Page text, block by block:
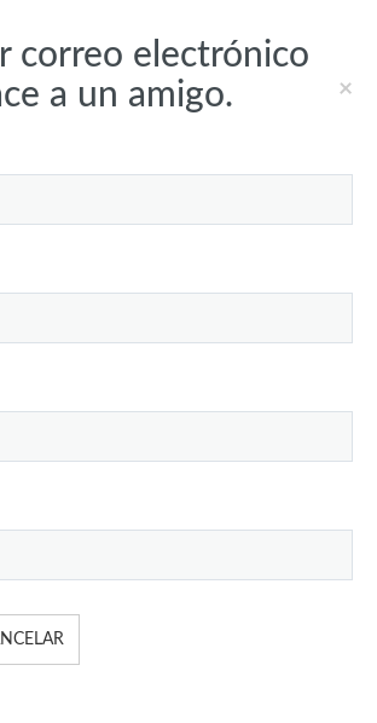
correo electrónico
a un amigo.
×